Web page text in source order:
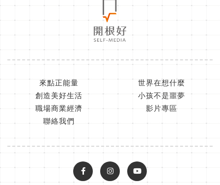
來點正能量
世界在想什麼
創造美好生活
小孩不是噩夢
職場商業經濟
影片專區
聯絡我們